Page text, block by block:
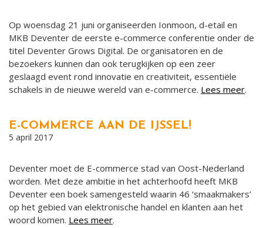
Op woensdag 21 juni organiseerden Ionmoon, d-etail en
MKB Deventer de eerste e-commerce conferentie onder de
titel Deventer Grows Digital. De organisatoren en de
bezoekers kunnen dan ook terugkijken op een zeer
geslaagd event rond innovatie en creativiteit, essentiële
schakels in de nieuwe wereld van e-commerce. Lees meer.
E-COMMERCE AAN DE IJSSEL!
5 april 2017
Deventer moet de E-commerce stad van Oost-Nederland
worden. Met deze ambitie in het achterhoofd heeft MKB
Deventer een boek samengesteld waarin 46 ‘smaakmakers’
op het gebied van elektronische handel en klanten aan het
woord komen. Lees meer.